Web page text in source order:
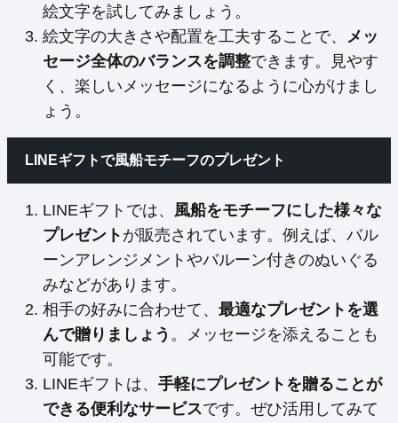
絵文字を試してみましょう。
絵文字の大きさや配置を工夫することで、
メッ
セージ全体のバランスを調整できます。見やす
く、楽しいメッセージになるように心がけまし
ょう。
LINEギフトで風船モチーフのプレゼント
LINEギフトでは、 風船をモチーフにした様々な
プレゼント が販売されています。例えば、バル
ーンアレンジメントやバルーン付きのぬいぐる
みなどがあります。
相手の好みに合わせて、 最適なプレゼントを選
んで贈りましょう 。メッセージを添えることも
可能です。
LINEギフトは、 手軽にプレゼントを贈ることが
できる便利なサービスです。ぜひ活用してみて